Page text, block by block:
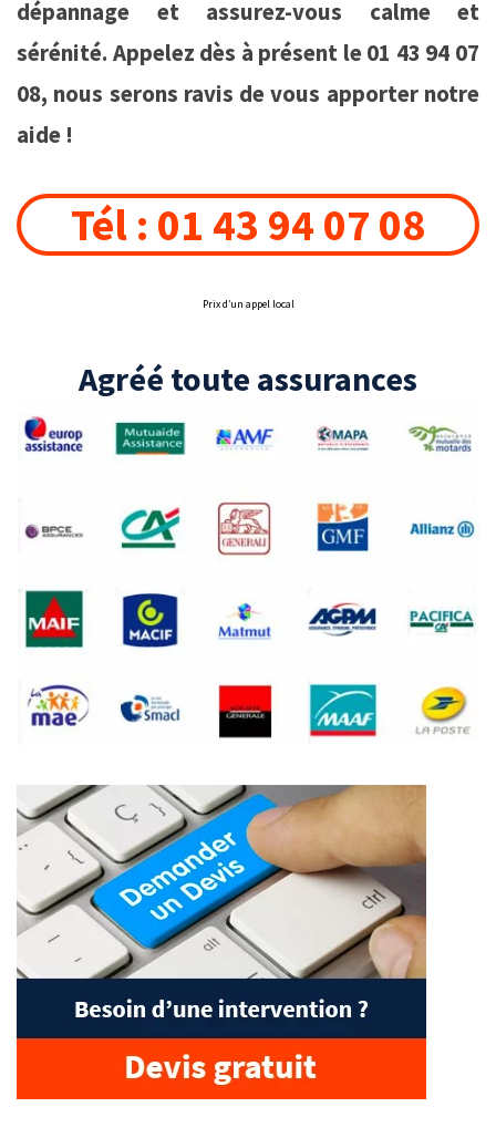
dépannage et assurez-vous calme et
sérénité. Appelez dès à présent le 01 43 94 07
08, nous serons ravis de vous apporter notre
aide !
Tél : 01 43 94 07 08
Prix d’un appel local
Agréé toute assurances